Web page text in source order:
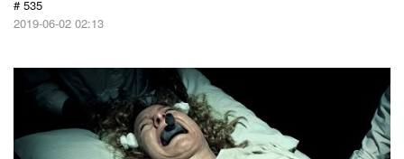
# 535
2019-06-02 02:13